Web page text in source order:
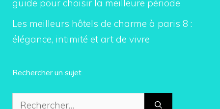
guide pour choisir la meilleure période
Les meilleurs hôtels de charme à paris 8 :
élégance, intimité et art de vivre
Rechercher un sujet
Rechercher :